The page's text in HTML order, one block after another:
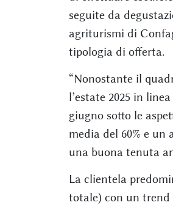
seguite da
agriturismi di
tipologia di offerta.
“Nonostante il
l’estate 2025 in
giugno sotto le
media del 60% e
una buona tenuta
La clientela
totale) con un trend